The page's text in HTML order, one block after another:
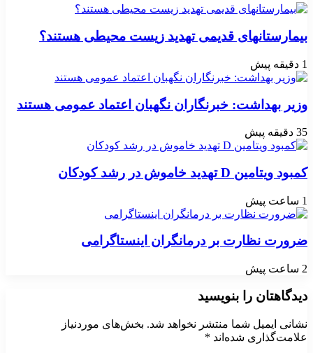
بیمارستانهای قدیمی تهدید زیست محیطی هستند؟
1 دقیقه پیش
وزیر بهداشت: خبرنگاران نگهبان اعتماد عمومی هستند
35 دقیقه پیش
کمبود ویتامین D تهدید خاموش در رشد کودکان
1 ساعت پیش
ضرورت نظارت بر درمانگران اینستاگرامی
2 ساعت پیش
دیدگاهتان را بنویسید
نشانی ایمیل شما منتشر نخواهد شد. بخش‌های موردنیاز
علامت‌گذاری شده‌اند *